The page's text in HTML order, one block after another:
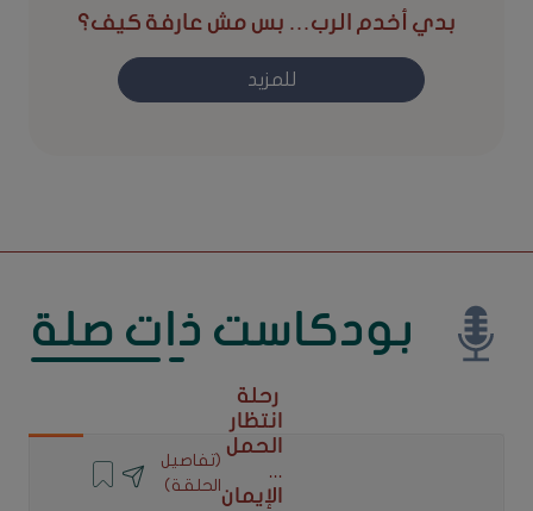
بدي أخدم الرب… بس مش عارفة كيف؟
للمزيد
بودكاست ذات صلة
رحلة
انتظار
الحمل
...
الإيمان
(تفاصيل
الحلقة)